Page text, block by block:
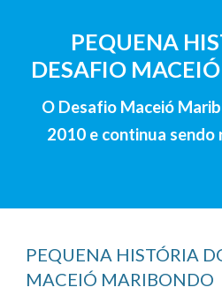
PEQUENA
DESAFIO
O Desafio Maceió
2010 e continua sendo
PEQUENA HISTÓRIA
MACEIÓ MARIBONDO